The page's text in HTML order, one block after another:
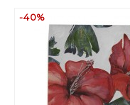
-40%